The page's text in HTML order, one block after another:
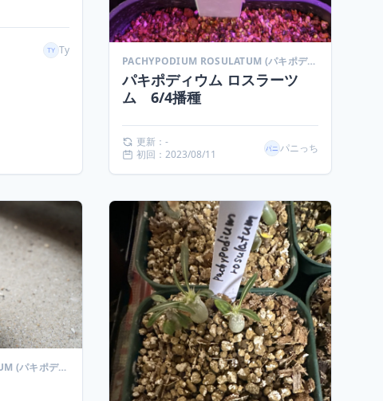
Ty
PACHYPODIUM ROSULATUM (パキポディウム ロスラーツム)
パキポディウム ロスラーツ
ム 6/4播種
更新：-
初回：2023/08/11
パニっち
PACHYPODIUM ROSULATUM (パキポディウム ロスラーツム)